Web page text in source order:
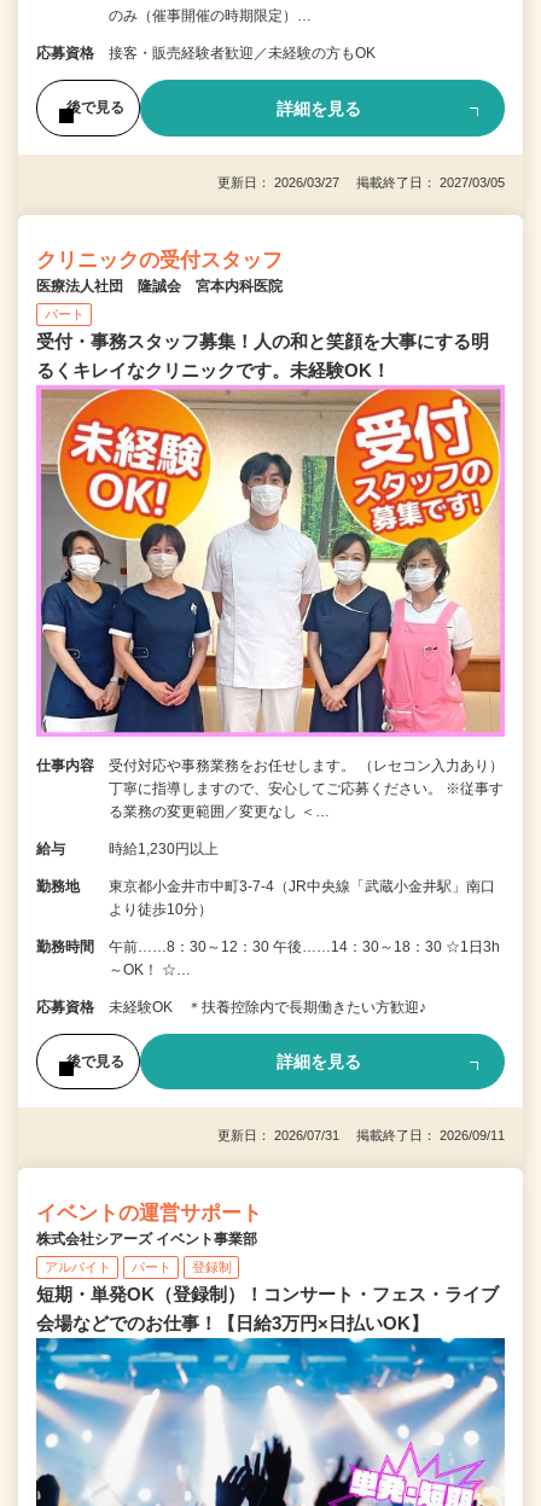
のみ（催事開催の時期限定）…
応募資格 接客・販売経験者歓迎／未経験の方もOK
後で見る 詳細を見る
更新日： 2026/03/27 掲載終了日： 2027/03/05
クリニックの受付スタッフ
医療法人社団 隆誠会 宮本内科医院
パート
受付・事務スタッフ募集！人の和と笑顔を大事にする明
るくキレイなクリニックです。未経験OK！
仕事内容
受付対応や事務業務をお任せします。 （レセコン入力あり）
丁寧に指導しますので、安心してご応募ください。 ※従事す
る業務の変更範囲／変更なし ＜…
給与 時給1,230円以上
勤務地
東京都小金井市中町3-7-4（JR中央線「武蔵小金井駅」南口
より徒歩10分）
勤務時間
午前……8：30～12：30 午後……14：30～18：30 ☆1日3h
～OK！ ☆…
応募資格 未経験OK ＊扶養控除内で長期働きたい方歓迎♪
後で見る 詳細を見る
更新日： 2026/07/31 掲載終了日： 2026/09/11
イベントの運営サポート
株式会社シアーズ イベント事業部
アルバイト パート 登録制
短期・単発OK（登録制）！コンサート・フェス・ライブ
会場などでのお仕事！【日給3万円×日払いOK】